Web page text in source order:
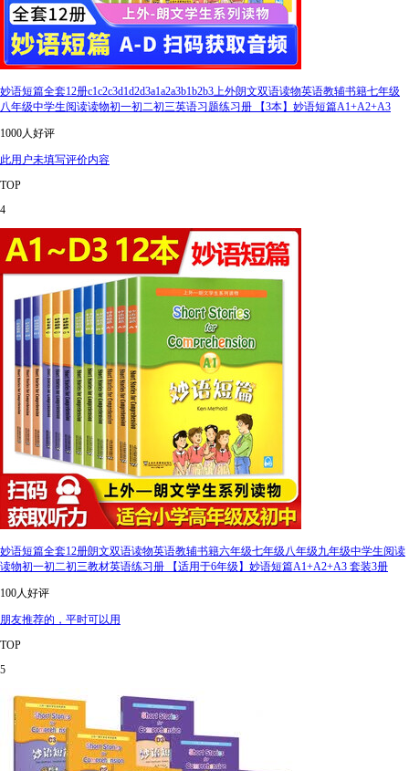
妙语短篇全套12册c1c2c3d1d2d3a1a2a3b1b2b3上外朗文双语读物英语教辅书籍七年级
八年级中学生阅读读物初一初二初三英语习题练习册 【3本】妙语短篇A1+A2+A3
1000人好评
此用户未填写评价内容
TOP
4
妙语短篇全套12册朗文双语读物英语教辅书籍六年级七年级八年级九年级中学生阅读
读物初一初二初三教材英语练习册 【适用于6年级】妙语短篇A1+A2+A3 套装3册
100人好评
朋友推荐的，平时可以用
TOP
5